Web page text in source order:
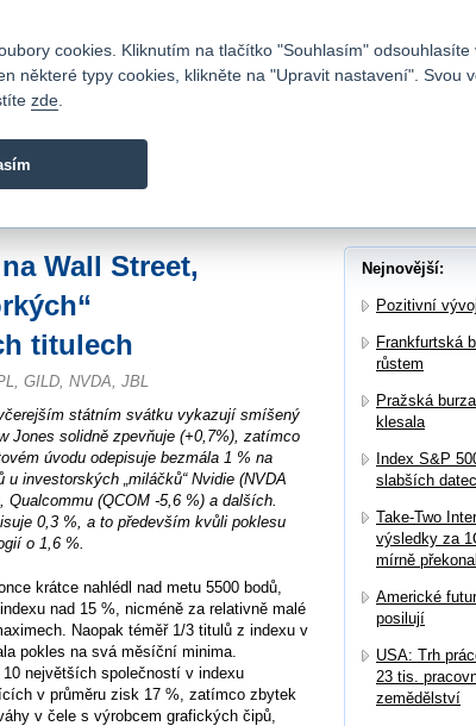
je moderní česká banka. Poskytuje účty bez poplatků a
Wall Street,
titulech
GILD, NVDA, JBL
státním svátku vykazují smíšený
Jones solidně zpevňuje (+0,7%), zatímco
úvodu odepisuje bezmála 1 % na
investorských „miláčků“ Nvidie (NVDA
(QCOM -5,6 %) a dalších.
0,3 %, a to především kvůli poklesu
o 1,6 %.
krátce nahlédl nad metu 5500 bodů,
nad 15 %, nicméně za relativně malé
Naopak téměř 1/3 titulů z indexu v
pokles na svá měsíční minima.
největších společností v indexu
v průměru zisk 17 %, zatímco zbytek
v čele s výrobcem grafických čipů,
Nejnovější:
Pozitivní
Frankfurtská
růstem
Pražská
klesala
Index S&P
slabších
Take-Two
výsledky za
mírně
Americké
posilují
USA: Trh
23 tis.
zemědělství
cookies. Kliknutím na tlačítko "Souhlasím" odsouhlasíte
některé typy cookies, klikněte na "Upravit nastavení". Svou
zde